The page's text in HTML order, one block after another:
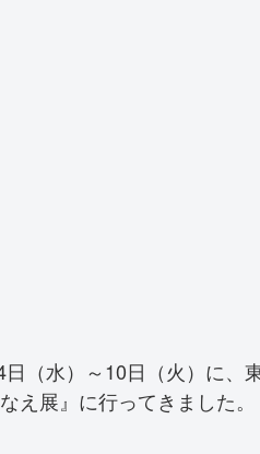
日（水）～10日（火）に
え展』に行ってきました。